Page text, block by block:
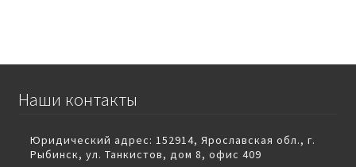
Наши контакты
Юридический адрес: 152914, Ярославская обл., г.
Рыбинск, ул. Танкистов, дом 8, офис 409